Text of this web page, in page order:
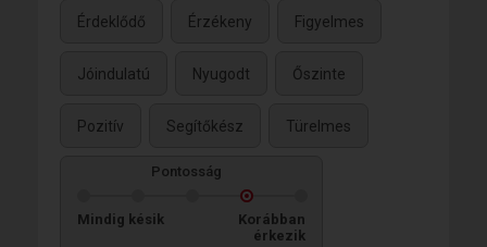
Érdeklődő Érzékeny Figyelmes
Jóindulatú Nyugodt Őszinte
Pozitív Segítőkész Türelmes
Pontosság
Mindig késik
Korábban
érkezik